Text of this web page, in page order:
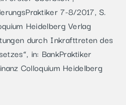
7-8/2017, S.
Heidelberg Verlag
durch Inkrafttreten des
in: BankPraktiker
Colloquium Heidelberg